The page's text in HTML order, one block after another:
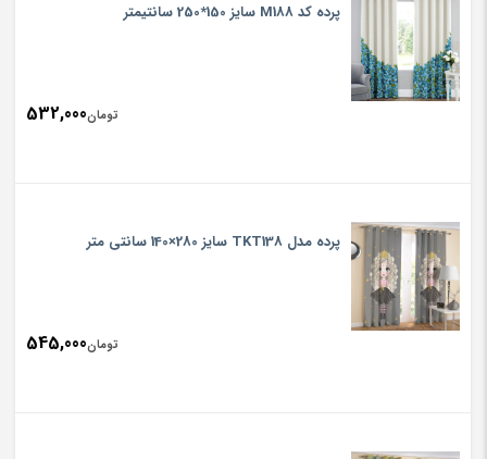
پرده کد M188 سایز 150*250 سانتیمتر
تومان532,000
پرده مدل TKT138 سایز 280×140 سانتی متر
تومان545,000